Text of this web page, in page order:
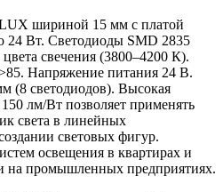
шириной 15 мм с платой
24 Вт. Светодиоды SMD 2835
свечения (3800–4200 К).
Напряжение питания 24 В.
(8 светодиодов). Высокая
лм/Вт позволяет применять
света в линейных
световых фигур.
освещения в квартирах и
на промышленных предприятиях.